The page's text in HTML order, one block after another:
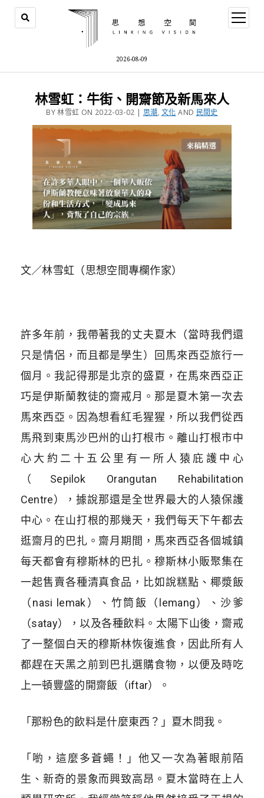
2026-08-09
林雪虹：牛街、開齋節及新馬來人
BY 林雪虹 ON 2022-03-02 | 思潮,文化 AND 民間史
文／林雪虹（思想空間專欄作家）
許多年前，我帶著我的丈夫夏木（當時我們還
只是情侶，而且都是學生）回馬來西亞旅行一
個月。我記得那是北京的盛夏，在馬來西亞正
巧是伊斯蘭教徒的齋戒月。那是夏木第一次去
馬來西亞。因為想看紅毛猩猩，所以我們從西
馬飛到東馬沙巴州的山打根市。離山打根市中
心大約二十五公里有一所人猿庇護中心
（Sepilok Orangutan Rehabilitation
Centre），據說那還是全世界最大的人猿保護
中心。在山打根的那幾天，我們每天下午都去
逛齋月的巴扎。齋月期間，馬來西亞各個城鎮
每天都會有穆斯林的巴扎。穆斯林小販聚集在
一起售賣各種清真食品，比如說糕點、椰漿飯
（nasi lemak）、竹筒飯（lemang）、沙爹
（satay），以及各種飲料。太陽下山後，齋戒
了一整個白天的穆斯林恢復進食，因此所有人
都趕在天黑之前到巴扎選購食物，以便及時吃
上一頓豐盛的開齋飯（iftar）。
「那粉色的飲料是什麼東西？」夏木問我。
「喲，這麼多蒼蠅！」他又一次為著眼前陌
生、新奇的景象而興致高昂。夏木當時在上人